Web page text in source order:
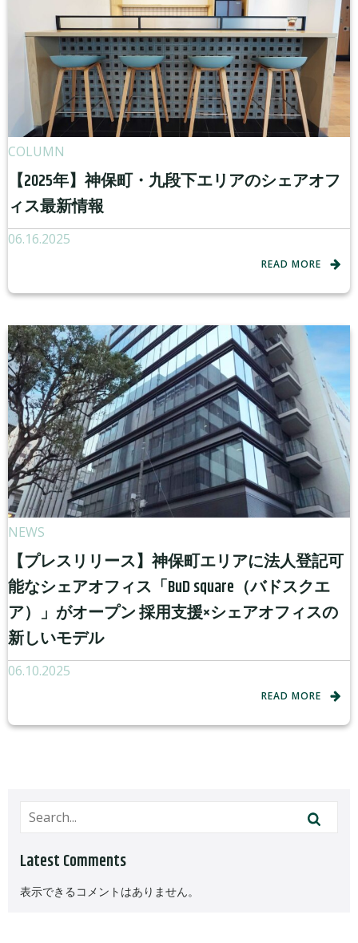
COLUMN
【2025年】神保町・九段下エリアのシェアオフ
ィス最新情報
06.16.2025
READ MORE
NEWS
【プレスリリース】神保町エリアに法人登記可
能なシェアオフィス「BuD square（バドスクエ
ア）」がオープン 採用支援×シェアオフィスの
新しいモデル
06.10.2025
READ MORE
Latest Comments
表示できるコメントはありません。